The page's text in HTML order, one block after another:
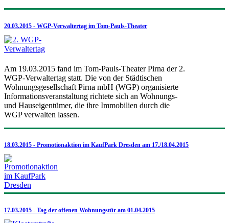
20.03.2015 - WGP-Verwaltertag im Tom-Pauls-Theater
Am 19.03.2015 fand im Tom-Pauls-Theater Pirna der 2.
WGP-Verwaltertag statt. Die von der Städtischen
Wohnungsgesellschaft Pirna mbH (WGP) organisierte
Informationsveranstaltung richtete sich an Wohnungs-
und Hauseigentümer, die ihre Immobilien durch die
WGP verwalten lassen.
18.03.2015 - Promotionaktion im KaufPark Dresden am 17./18.04.2015
17.03.2015 - Tag der offenen Wohnungstür am 01.04.2015